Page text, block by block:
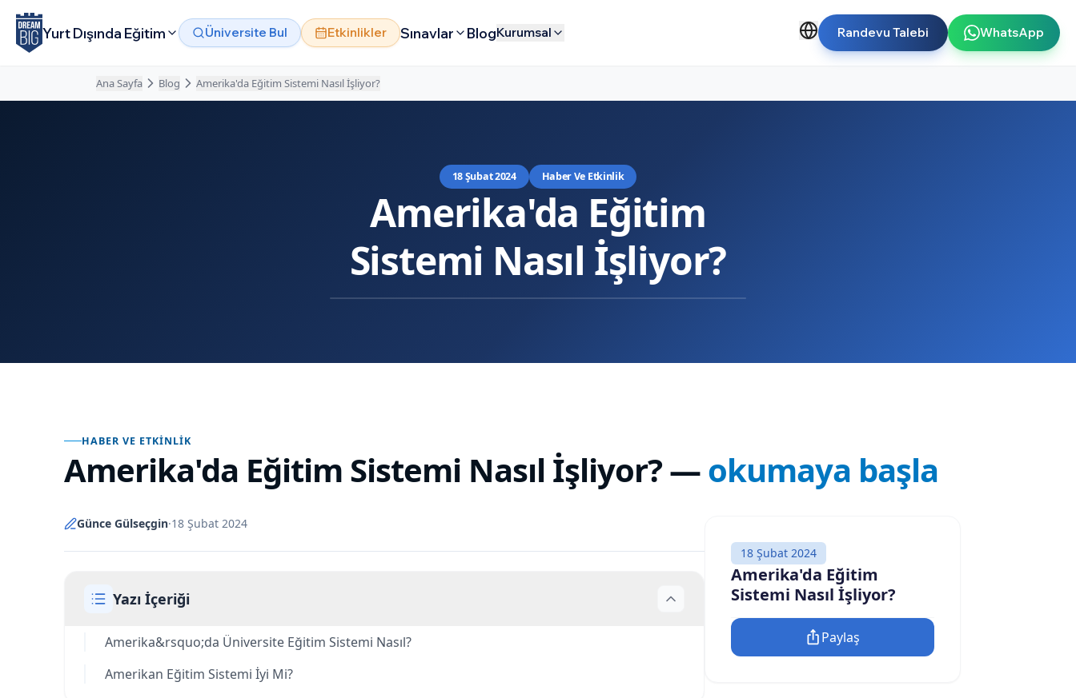
Ana içeriğe atla
Yurt Dışında Eğitim Üniversite Bul Etkinlikler Sınavlar BlogKurumsal Randevu Talebi WhatsApp
Ana Sayfa Blog Amerika'da Eğitim Sistemi Nasıl İşliyor?
18 Şubat 2024 Haber Ve Etkinlik
Amerika'da Eğitim
Sistemi Nasıl İşliyor?
HABER VE ETKINLIK
Amerika'da Eğitim Sistemi Nasıl İşliyor?—okumaya başla
Günce Gülseçgin·18 Şubat 2024
Yazı İçeriği
Amerika&rsquo;da Üniversite Eğitim Sistemi Nasıl?
Amerikan Eğitim Sistemi İyi Mi?
18 Şubat 2024
Amerika'da Eğitim
Sistemi Nasıl İşliyor?
Paylaş